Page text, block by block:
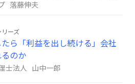
落藤伸夫
リーズ
たら「利益を出し続ける」会社
るのか
士法人 山中一郎